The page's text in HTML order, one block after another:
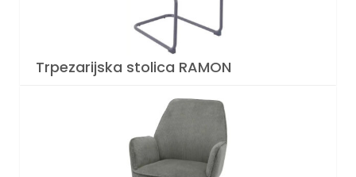
Trpezarijska stolica RAMON